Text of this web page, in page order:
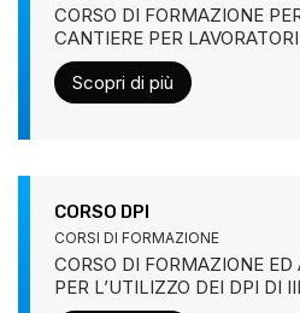
CORSO DI FORMAZIONE
CANTIERE PER
Scopri di più
CORSO DPI
CORSI DI FORMAZIONE
CORSO DI FORMAZIONE
PER L’UTILIZZO DEI DPI DI